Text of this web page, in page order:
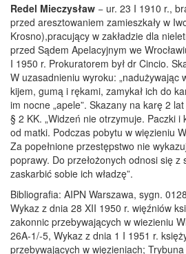
Redel Mieczysław − ur. 23 I 1910 r.,
przed aresztowaniem zamieszkały w
Krosno),pracujący w zakładzie dla
przed Sądem Apelacyjnym we
I 1950 r. Prokuratorem był dr Cincio.
W uzasadnieniu wyroku: „nadużywając
kijem, gumą i rękami, zamykał ich do
im nocne „apele”. Skazany na karę 2
§ 2 KK. „Widzeń nie otrzymuje. Paczki
od matki. Podczas pobytu w więzieniu
Za popełnione przestępstwo nie
poprawy. Do przełożonych odnosi się z
zaskarbić sobie ich władzę”.
Bibliografia: AIPN Warszawa, sygn.
Wykaz z dnia 28 XII 1950 r. więźniów
zakonnic przebywających w wiezieniu
26A-1/-5, Wykaz z dnia 1 I 1951 r.
przebywających w więzieniach;